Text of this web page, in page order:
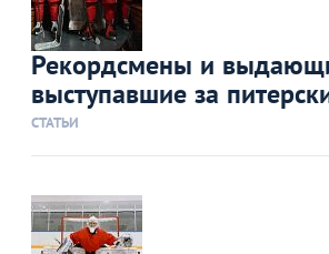
Рекордсмены и
выступавшие за
СТАТЬИ